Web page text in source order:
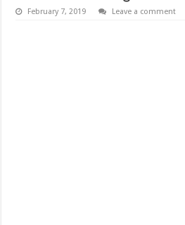
February 7, 2019 Leave a comment